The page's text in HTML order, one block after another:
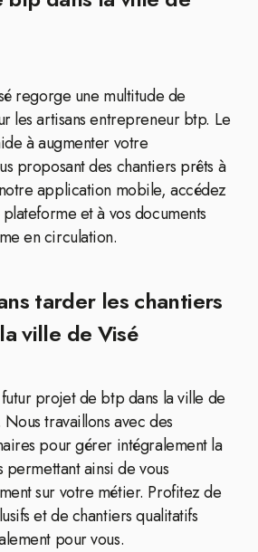
regorge une multitude de
les artisans entrepreneur btp. Le
à augmenter votre
proposant des chantiers prêts à
application mobile, accédez
et à vos documents
en circulation.
tarder les chantiers
ville de Visé
projet de btp dans la ville de
travaillons avec des
pour gérer intégralement la
permettant ainsi de vous
sur votre métier. Profitez de
et de chantiers qualitatifs
pour vous.